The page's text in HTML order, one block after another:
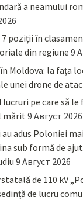
a neamului
7 poziții în
din regiune 9
Moldova: la fața
unei drone de atac
pe care să le
mărit 9 Август 2026
adus Poloniei
sub formă de
9 Август 2026
de 110 kV
de lucru